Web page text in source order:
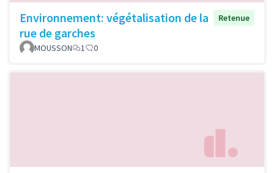
Environnement: végétalisation de la
rue de garches
Retenue
MOUSSON 1 0